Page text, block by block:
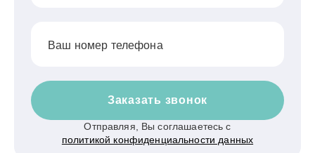
Ваш номер телефона
Заказать звонок
Отправляя, Вы соглашаетесь с
политикой конфиденциальности данных